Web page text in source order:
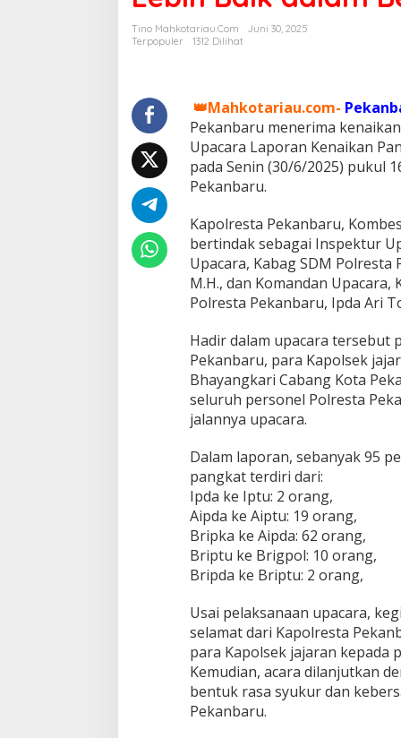
n
e
r
s
t
a
k
a
n
b
a
r
u
a
i
k
P
a
n
k
a
t
,
K
a
p
o
e
s
t
a
Tino Mahkotariau.com
Juni 30, 2025
Terpopuler
1312 Dilihat
👑Mahkotariau.com-
Pekanbaru menerima
Upacara Laporan Kenaikan
pada Senin (30/6/2025) pukul
Pekanbaru.
Kapolresta Pekanbaru,
bertindak sebagai Inspektur
Upacara, Kabag SDM Polresta
M.H., dan Komandan
Polresta Pekanbaru, Ipda Ari
Hadir dalam upacara tersebut
Pekanbaru, para Kapolsek
Bhayangkari Cabang Kota
seluruh personel Polresta
jalannya upacara.
Dalam laporan, sebanyak 95
pangkat terdiri dari:
Ipda ke Iptu: 2 orang,
Aipda ke Aiptu: 19 orang,
Bripka ke Aipda: 62 orang,
Briptu ke Brigpol: 10 orang,
Bripda ke Briptu: 2 orang,
Usai pelaksanaan upacara,
selamat dari Kapolresta
para Kapolsek jajaran kepada
Kemudian, acara dilanjutkan
bentuk rasa syukur dan
Pekanbaru.